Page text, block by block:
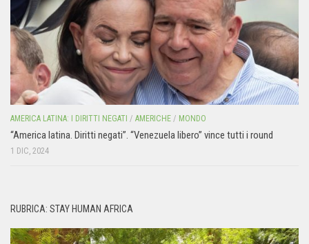
AMERICA LATINA: I DIRITTI NEGATI / AMERICHE / MONDO
“America latina. Diritti negati”. “Venezuela libero” vince tutti i round
1 DIC, 2024
RUBRICA: STAY HUMAN AFRICA